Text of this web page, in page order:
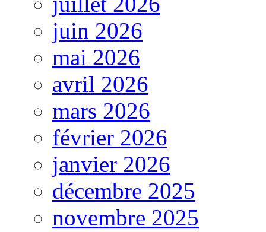
juin 2026
mai 2026
avril 2026
mars 2026
février 2026
janvier 2026
décembre 2025
novembre 2025